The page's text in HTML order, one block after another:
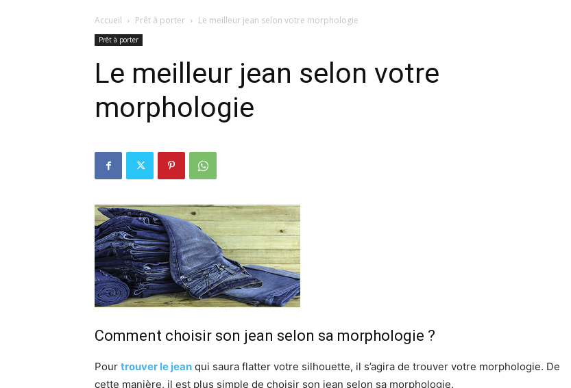
Accueil Prêt à porter Le meilleur jean selon votre morphologie
Prêt à porter
Le meilleur jean selon votre
morphologie
Comment choisir son jean selon sa morphologie ?
Pour trouver le jean qui saura flatter votre silhouette, il s’agira de trouver votre morphologie. De
cette manière, il est plus simple de choisir son jean selon sa morphologie.